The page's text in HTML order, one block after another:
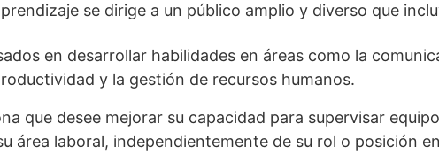
se dirige a un público amplio y diverso que
en desarrollar habilidades en áreas como la
y la gestión de recursos humanos.
que desee mejorar su capacidad para supervisar
área laboral, independientemente de su rol o posición